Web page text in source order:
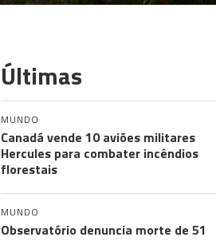
Últimas
MUNDO
Canadá vende 10 aviões militares
Hercules para combater incêndios
florestais
MUNDO
Observatório denuncia morte de 51